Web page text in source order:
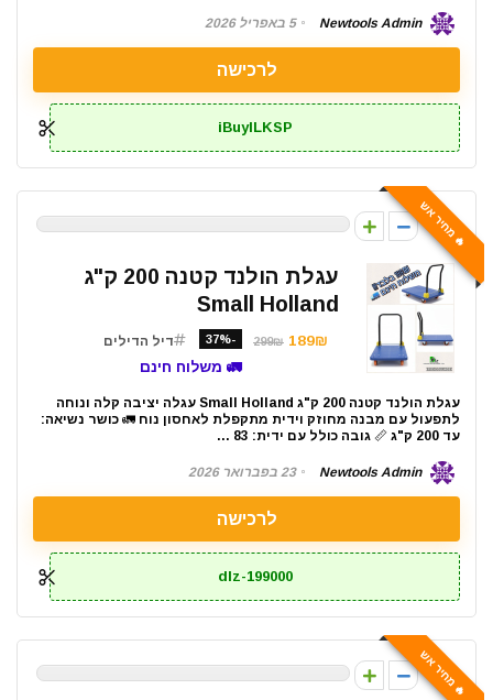
Newtools Admin 5 באפריל 2026
לרכישה
iBuyILKSP
🔥 מחיר אש
0
עגלת הולנד קטנה 200 ק"ג
Small Holland
189₪
299₪
-37% דיל הדילים
🚛 משלוח חינם
עגלת הולנד קטנה 200 ק"ג Small Holland עגלה יציבה קלה ונוחה
לתפעול עם מבנה מחוזק וידית מתקפלת לאחסון נוח 🚛 כושר נשיאה:
עד 200 ק"ג 📏 גובה כולל עם ידית: 83 ...
Newtools Admin 23 בפברואר 2026
לרכישה
dlz-199000
🔥 מחיר אש
0